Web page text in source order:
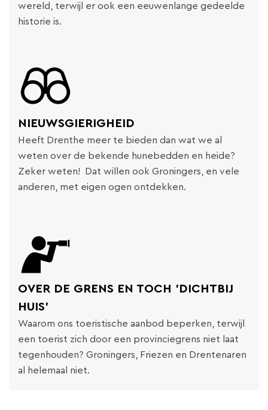
wereld, terwijl er ook een eeuwenlange gedeelde
historie is.
NIEUWSGIERIGHEID
Heeft Drenthe meer te bieden dan wat we al
weten over de bekende hunebedden en heide?
Zeker weten! Dat willen ook Groningers, en vele
anderen, met eigen ogen ontdekken.
OVER DE GRENS EN TOCH 'DICHTBIJ
HUIS'
Waarom ons toeristische aanbod beperken, terwijl
een toerist zich door een provinciegrens niet laat
tegenhouden? Groningers, Friezen en Drentenaren
al helemaal niet.